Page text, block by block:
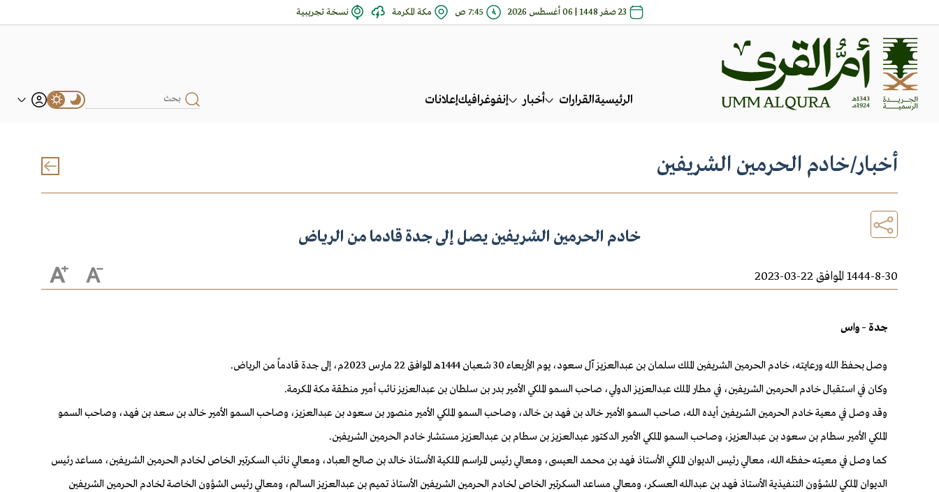
23 صفر 1448 | 06 أغسطس 2026 7:45 ص مكة المكرمة نسخة تجريبية
الرئيسيةالقرارات أخبار إنفوغرافيكإعلانات
أخبار/خادم الحرمين الشريفين
خادم الحرمين الشريفين يصل إلى جدة قادما من الرياض
1444-8-30 الموافق 22-03-2023
جدة – واس
وصل بحفظ الله ورعايته، خادم الحرمين الشريفين الملك سلمان بن عبدالعزيز آل سعود، يوم الأربعاء 30 شعبان 1444هـ الموافق 22 مارس 2023م، إلى جدة قادماً من الرياض.
وكان في استقبال خادم الحرمين الشريفين، في مطار الملك عبدالعزيز الدولي، صاحب السمو الملكي الأمير بدر بن سلطان بن عبدالعزيز نائب أمير منطقة مكة المكرمة.
وقد وصل في معية خادم الحرمين الشريفين أيده الله، صاحب السمو الأمير خالد بن فهد بن خالد، وصاحب السمو الملكي الأمير منصور بن سعود بن عبدالعزيز، وصاحب السمو الأمير خالد بن سعد بن فهد، وصاحب السمو
الملكي الأمير سطام بن سعود بن عبدالعزيز، وصاحب السمو الملكي الأمير الدكتور عبدالعزيز بن سطام بن عبدالعزيز مستشار خادم الحرمين الشريفين.
كما وصل في معيته حفظه الله، معالي رئيس الديوان الملكي الأستاذ فهد بن محمد العيسى، ومعالي رئيس المراسم الملكية الأستاذ خالد بن صالح العباد، ومعالي نائب السكرتير الخاص لخادم الحرمين الشريفين، مساعد رئيس
الديوان الملكي للشؤون التنفيذية الأستاذ فهد بن عبدالله العسكر، ومعالي مساعد السكرتير الخاص لخادم الحرمين الشريفين الأستاذ تميم بن عبدالعزيز السالم، ومعالي رئيس الشؤون الخاصة لخادم الحرمين الشريفين